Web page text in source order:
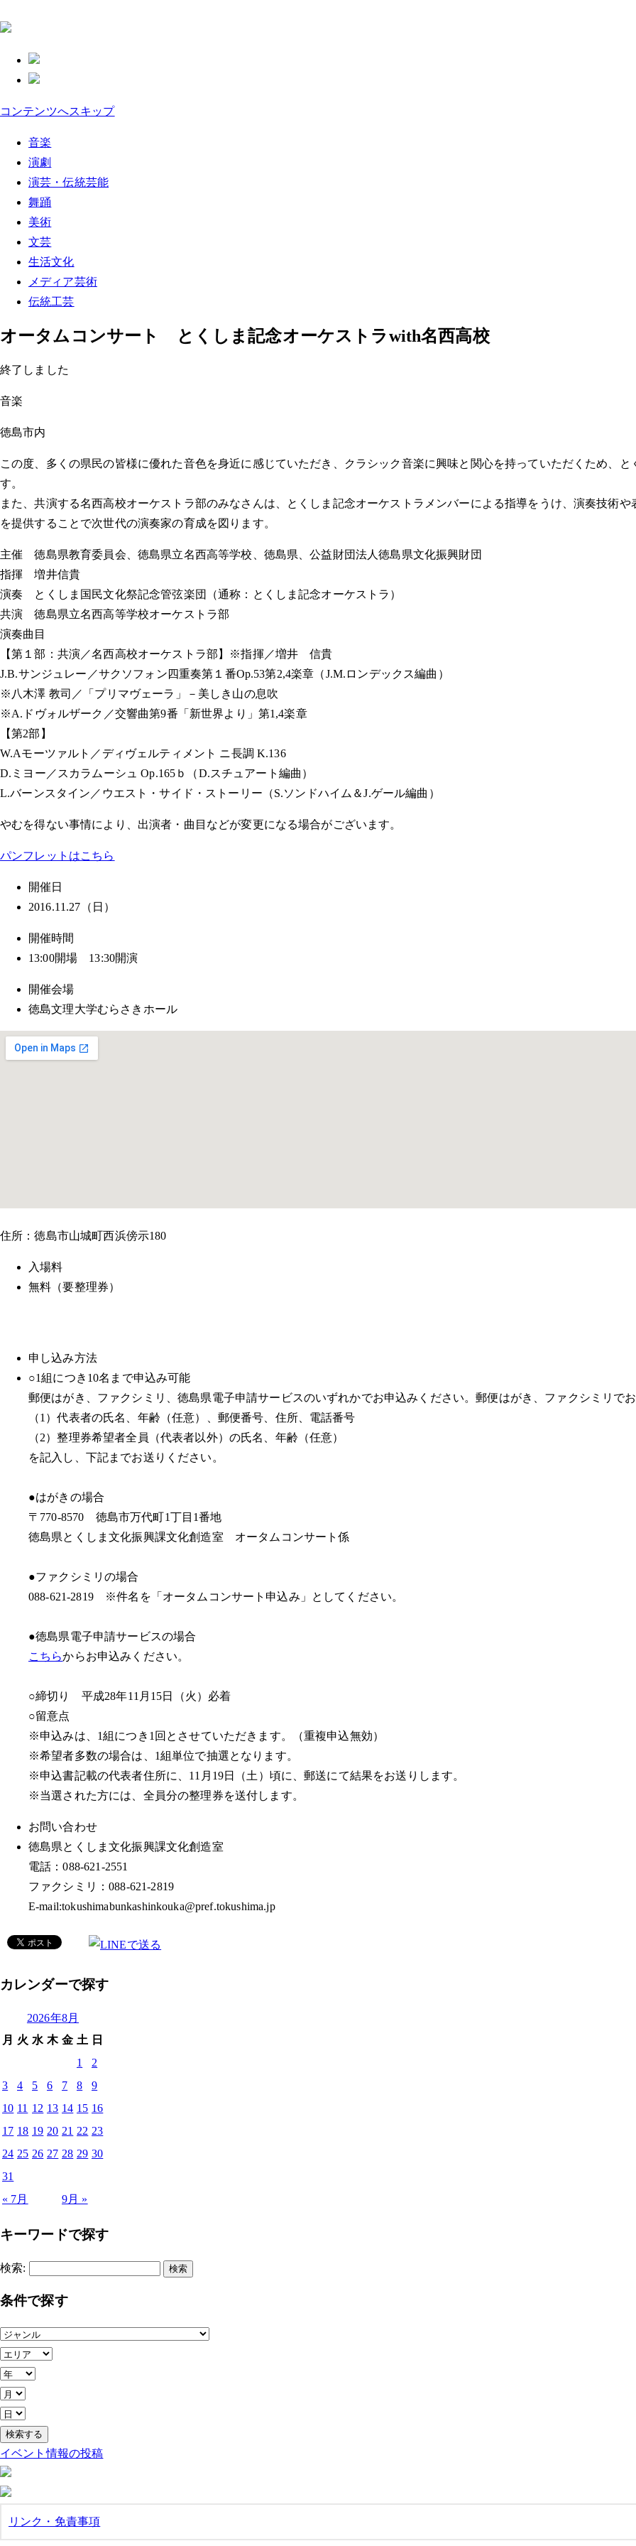
コンテンツへスキップ
音楽
演劇
演芸・伝統芸能
舞踊
美術
文芸
生活文化
メディア芸術
伝統工芸
オータムコンサート とくしま記念オーケストラwith名西高校
終了しました
音楽
徳島市内
この度、多くの県民の皆様に優れた音色を身近に感じていただき、クラシック音楽に興味と関心を持っていただくため、
す。
また、共演する名西高校オーケストラ部のみなさんは、とくしま記念オーケストラメンバーによる指導をうけ、演奏技術
を提供することで次世代の演奏家の育成を図ります。
主催 徳島県教育委員会、徳島県立名西高等学校、徳島県、公益財団法人徳島県文化振興財団
指揮 増井信貴
演奏 とくしま国民文化祭記念管弦楽団（通称：とくしま記念オーケストラ）
共演 徳島県立名西高等学校オーケストラ部
演奏曲目
【第１部：共演／名西高校オーケストラ部】※指揮／増井 信貴
J.B.サンジュレー／サクソフォン四重奏第１番Op.53第2,4楽章（J.M.ロンデックス編曲）
※八木澤 教司／「プリマヴェーラ」－美しき山の息吹
※A.ドヴォルザーク／交響曲第9番「新世界より」第1,4楽章
【第2部】
W.Aモーツァルト／ディヴェルティメント ニ長調 K.136
D.ミヨー／スカラムーシュ Op.165ｂ（D.スチュアート編曲）
L.バーンスタイン／ウエスト・サイド・ストーリー（S.ソンドハイム＆J.ゲール編曲）
やむを得ない事情により、出演者・曲目などが変更になる場合がございます。
パンフレットはこちら
開催日
2016.11.27（日）
開催時間
13:00開場 13:30開演
開催会場
徳島文理大学むらさきホール
住所：徳島市山城町西浜傍示180
入場料
無料（要整理券）
申し込み方法
○1組につき10名まで申込み可能
郵便はがき、ファクシミリ、徳島県電子申請サービスのいずれかでお申込みください。郵便はがき、ファクシミリでお
（1）代表者の氏名、年齢（任意）、郵便番号、住所、電話番号
（2）整理券希望者全員（代表者以外）の氏名、年齢（任意）
を記入し、下記までお送りください。
●はがきの場合
〒770-8570 徳島市万代町1丁目1番地
徳島県とくしま文化振興課文化創造室 オータムコンサート係
●ファクシミリの場合
088-621-2819 ※件名を「オータムコンサート申込み」としてください。
●徳島県電子申請サービスの場合
こちらからお申込みください。
○締切り 平成28年11月15日（火）必着
○留意点
※申込みは、1組につき1回とさせていただきます。（重複申込無効）
※希望者多数の場合は、1組単位で抽選となります。
※申込書記載の代表者住所に、11月19日（土）頃に、郵送にて結果をお送りします。
※当選された方には、全員分の整理券を送付します。
お問い合わせ
徳島県とくしま文化振興課文化創造室
電話：088-621-2551
ファクシミリ：088-621-2819
E-mail:tokushimabunkashinkouka@pref.tokushima.jp
カレンダーで探す
2026年8月
月 火 水 木 金 土 日
« 7月 9月 »
1
2
3
4 5 6 7 8
9
10 11 12 13 14 15 16
17 18 19 20 21 22 23
24 25 26 27 28 29 30
31
キーワードで探す
検索:
条件で探す
イベント情報の投稿
リンク・免責事項